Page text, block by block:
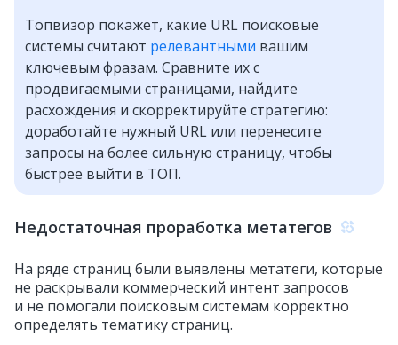
Топвизор покажет, какие URL поисковые
системы считают релевантными вашим
ключевым фразам. Сравните их с
продвигаемыми страницами, найдите
расхождения и скорректируйте стратегию:
доработайте нужный URL или перенесите
запросы на более сильную страницу, чтобы
быстрее выйти в ТОП.
Недостаточная проработка метатегов
На ряде страниц были выявлены метатеги, которые
не раскрывали коммерческий интент запросов
и не помогали поисковым системам корректно
определять тематику страниц.